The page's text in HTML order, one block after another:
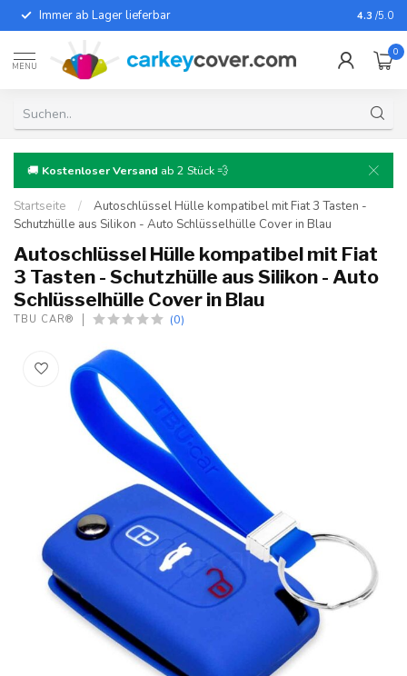
Immer ab Lager lieferbar Für fast
4.3 /5.0
MENU
0
🚚 Kostenloser Versand ab 2 Stück 💨
Startseite /
Autoschlüssel Hülle kompatibel mit Fiat 3 Tasten -
Schutzhülle aus Silikon - Auto Schlüsselhülle Cover in Blau
Autoschlüssel Hülle kompatibel mit Fiat
3 Tasten - Schutzhülle aus Silikon - Auto
Schlüsselhülle Cover in Blau
TBU CAR® (0)